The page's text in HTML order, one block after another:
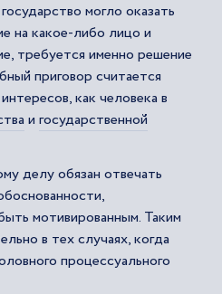
могло оказать
на какое-либо лицо и
требуется именно решение
приговор считается
как человека в
и государственной
делу обязан отвечать
мотивированным. Таким
в тех случаях, когда
процессуального